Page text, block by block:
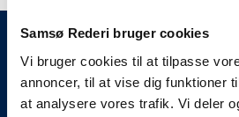
Samsø Rederi bruger cookies
Vi bruger cookies til at tilpasse
annoncer, til at vise dig funktioner
at analysere vores trafik. Vi deler
Wir geben immer Bescheid
Wir werden